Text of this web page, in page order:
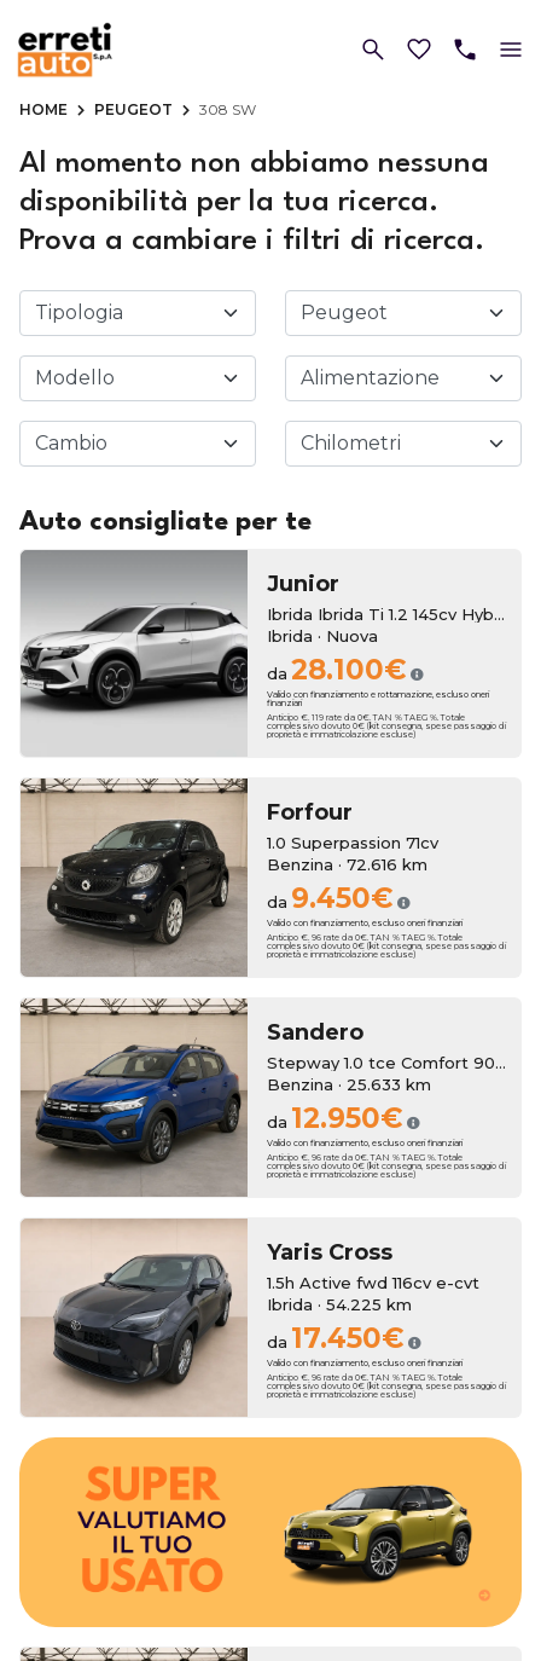
HOME PEUGEOT 308 SW
Al momento non abbiamo nessuna
disponibilità per la tua ricerca.
Prova a cambiare i filtri di ricerca.
Auto consigliate per te
Junior
Ibrida Ibrida Ti 1.2 145cv Hybrid Edct6
Ibrida · Nuova
da 28.100€
Valido con finanziamento e rottamazione, escluso oneri
finanziari
Anticipo €. 119 rate da 0€. TAN % TAEG %. Totale
complessivo dovuto 0€ (kit consegna, spese passaggio di
proprietà e immatricolazione escluse)
Forfour
1.0 Superpassion 71cv
Benzina · 72.616 km
da 9.450€
Valido con finanziamento, escluso oneri finanziari
Anticipo €. 96 rate da 0€. TAN % TAEG %. Totale
complessivo dovuto 0€ (kit consegna, spese passaggio di
proprietà e immatricolazione escluse)
Sandero
Stepway 1.0 tce Comfort 90cv cvt
Benzina · 25.633 km
da 12.950€
Valido con finanziamento, escluso oneri finanziari
Anticipo €. 96 rate da 0€. TAN % TAEG %. Totale
complessivo dovuto 0€ (kit consegna, spese passaggio di
proprietà e immatricolazione escluse)
Yaris Cross
1.5h Active fwd 116cv e-cvt
Ibrida · 54.225 km
da 17.450€
Valido con finanziamento, escluso oneri finanziari
Anticipo €. 96 rate da 0€. TAN % TAEG %. Totale
complessivo dovuto 0€ (kit consegna, spese passaggio di
proprietà e immatricolazione escluse)
Hai una permuta?
Erreti Auto sottrae il suo valore al momento dell'acquisto della
tua nuova auto, con una super valutazione aggiuntiva fino a
3250€. Hai un usato da rottamare? Erreti Auto ha pensato a dei
bonus anche sull'usato che vale zero!